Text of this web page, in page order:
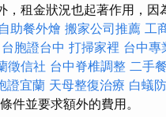
，租金狀況也起著作用，因
自助餐外燴 搬家公司推薦 工
台胞證台中 打掃家裡 台中專
徵信社 台中脊椎調整 二手
證宜蘭 天母整復治療 白蟻
件並要求額外的費用。